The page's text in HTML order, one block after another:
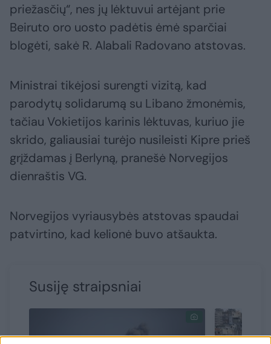
priežasčių“, nes jų lėktuvui artėjant prie
Beiruto oro uosto padėtis ėmė sparčiai
blogėti, sakė R. Alabali Radovano atstovas.
Ministrai tikėjosi surengti vizitą, kad
parodytų solidarumą su Libano žmonėmis,
tačiau Vokietijos karinis lėktuvas, kuriuo jie
skrido, galiausiai turėjo nusileisti Kipre prieš
grįždamas į Berlyną, pranešė Norvegijos
dienraštis VG.
Norvegijos vyriausybės atstovas spaudai
patvirtino, kad kelionė buvo atšaukta.
Susiję straipsniai